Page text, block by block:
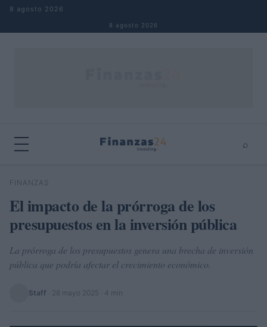
Saltar al contenido
8 agosto 2026
8 agosto 2026
⌕
Buscar
FINANZAS
El impacto de la prórroga de los
presupuestos en la inversión pública
La prórroga de los presupuestos genera una brecha de inversión
pública que podría afectar el crecimiento económico.
Staff 28 mayo 2025 · 4 min